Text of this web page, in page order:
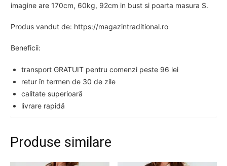
imagine are 170cm, 60kg, 92cm in bust si poarta masura S.
Produs vandut de: https://magazintraditional.ro
Beneficii:
transport GRATUIT pentru comenzi peste 96 lei
retur în termen de 30 de zile
calitate superioară
livrare rapidă
Produse similare